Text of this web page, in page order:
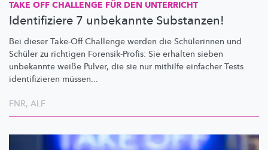
TAKE OFF CHALLENGE FÜR DEN UNTERRICHT
Identifiziere 7 unbekannte Substanzen!
Bei dieser Take-Off Challenge werden die Schülerinnen und
Schüler zu richtigen Forensik-Profis: Sie erhalten sieben
unbekannte weiße Pulver, die sie nur mithilfe einfacher Tests
identifizieren müssen...
FNR, ALF